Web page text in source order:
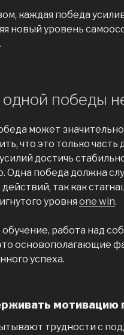
каждая победа
новый уровень
победы
может
что это только часть
достичь
Одна победа должна
так как
уровня one win.
работа над
основополагающие
успеха.
мотивацию
трудности с